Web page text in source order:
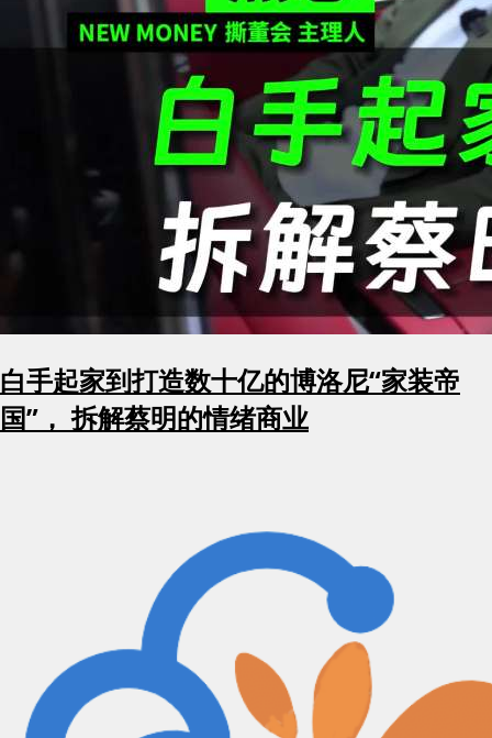
白手起家到打造数十亿的博洛尼“家装帝
国”， 拆解蔡明的情绪商业